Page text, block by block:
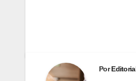
Por